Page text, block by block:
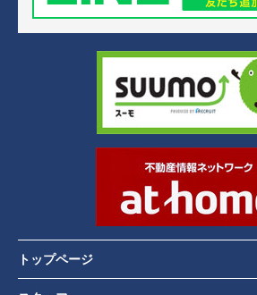
トップページ